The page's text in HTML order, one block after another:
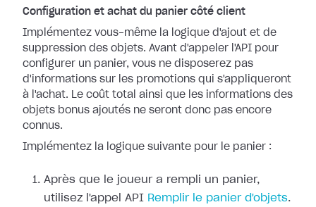
Configuration et achat du panier côté client
Implémentez vous-même la logique d'ajout et de
suppression des objets. Avant d'appeler l'API pour
configurer un panier, vous ne disposerez pas
d'informations sur les promotions qui s'appliqueront
à l'achat. Le coût total ainsi que les informations des
objets bonus ajoutés ne seront donc pas encore
connus.
Implémentez la logique suivante pour le panier :
Après que le joueur a rempli un panier,
utilisez l'appel API Remplir le panier d'objets.